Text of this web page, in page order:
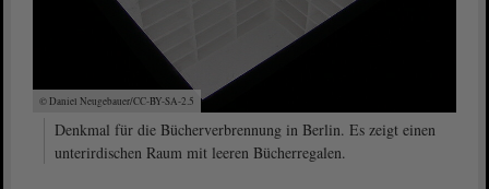
© Daniel Neugebauer/CC-BY-SA-2.5
Denkmal für die Bücherverbrennung in Berlin. Es zeigt einen
unterirdischen Raum mit leeren Bücherregalen.